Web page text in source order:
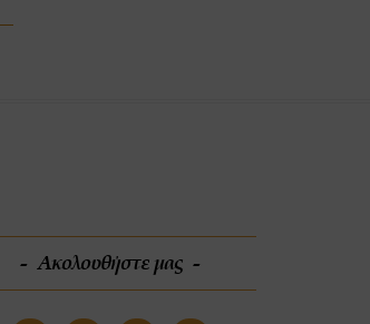
Ακολουθήστε μας